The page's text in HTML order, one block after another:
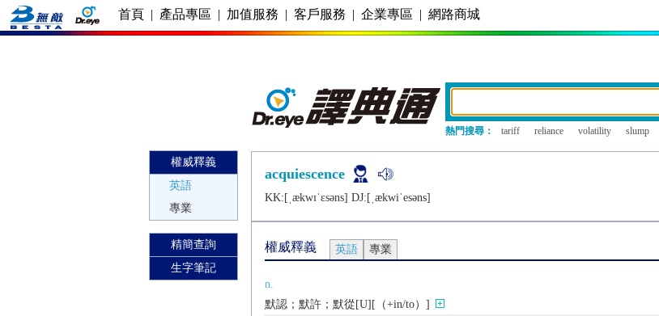
首頁 | 產品專區 | 加值服務 | 客戶服務 | 企業專區 | 網路商城
熱門搜尋： tariff reliance volatility slump
權威釋義
英語
專業
精簡查詢
生字筆記
acquiescence
KK:[ˌækwɪˈɛsǝns] DJ:[ˌækwiˈеsǝns]
權威釋義 英語 專業
n.
默認；默許；默從[U][（+in/to）]